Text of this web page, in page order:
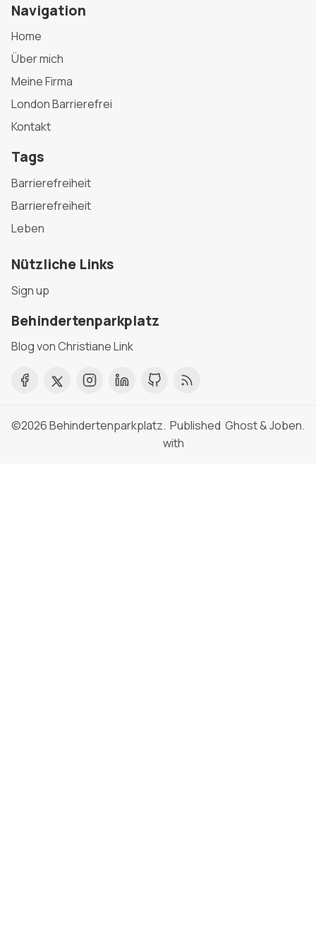
Navigation
Home
Über mich
Meine Firma
London Barrierefrei
Kontakt
Tags
Barrierefreiheit
Barrierefreiheit
Leben
Nützliche Links
Sign up
Behindertenparkplatz
Blog von Christiane Link
©2026Behindertenparkplatz. Published
with
Ghost&Joben.